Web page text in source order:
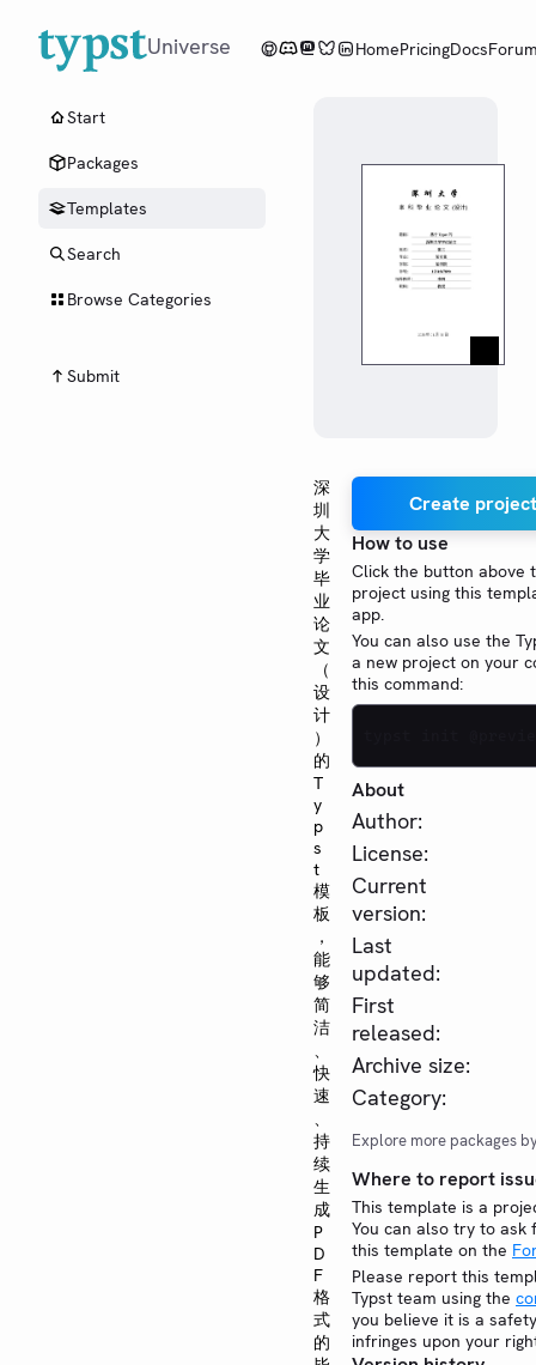
Universe HomePricingDocs
Start
Packages
Templates
Search
Browse Categories
Submit
深
圳
大
学
毕
业
论
文
（
设
计
）
的
T
y
p
s
t
模
板
，
能
够
简
洁
、
快
速
、
持
续
生
成
P
D
F
格
式
的
Create
How to use
Click the button above
project using this
app.
You can also use the
a new project on your
this command:
About
Author:
License:
Current
version:
Last
updated:
First
released:
Archive size:
Category:
Explore more packages
Where to report
This template is a
You can also try to ask
this template on the
Please report this
Typst team using the
you believe it is a
infringes upon your